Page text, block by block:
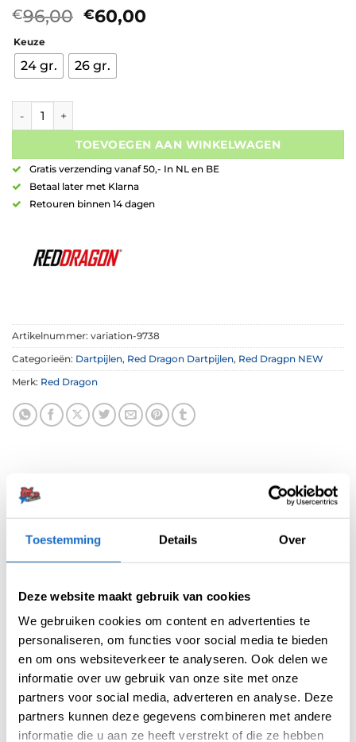
Toestemming Details Over
Deze website maakt gebruik van cookies
We gebruiken cookies om content en advertenties te
personaliseren, om functies voor social media te bieden
en om ons websiteverkeer te analyseren. Ook delen we
informatie over uw gebruik van onze site met onze
partners voor social media, adverteren en analyse. Deze
partners kunnen deze gegevens combineren met andere
informatie die u aan ze heeft verstrekt of die ze hebben
€96,00 Oorspronkelijke
was:
€96,00.
€60,00Huidige
Keuze
24 gr. 26 gr.
Red Dragon Amp Torpedo 90% aantal
TOEVOEGEN AAN WINKELWAGEN
Gratis verzending vanaf 50,- In NL en BE
Betaal later met Klarna
Retouren binnen 14 dagen
Artikelnummer: variation-9738
Categorieën: Dartpijlen, Red Dragon Dartpijlen, Red Dragpn NEW
Merk: Red Dragon
BESCHRIJVING
AANVULLENDE INFORMATIE
BEOORDELINGEN (0)
De Red Dragon Amp is een torpedo-profiel
dart van 90% tungsten met stalen punten, nu
uitgerust met de universeel compatibele
Switch Point-technologie van Winmau.
Ontworpen voor maximale controle bij een